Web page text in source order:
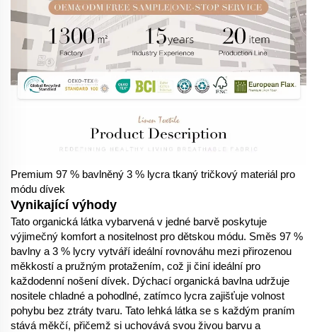
Premium 97 % bavlněný 3 % lycra tkaný tričkový materiál pro
módu dívek
Vynikající výhody
Tato organická látka vybarvená v jedné barvě poskytuje
výjimečný komfort a nositelnost pro dětskou módu. Směs 97 %
bavlny a 3 % lycry vytváří ideální rovnováhu mezi přirozenou
měkkostí a pružným protažením, což ji činí ideální pro
každodenní nošení dívek. Dýchací organická bavlna udržuje
nositele chladné a pohodlné, zatímco lycra zajišťuje volnost
pohybu bez ztráty tvaru. Tato lehká látka se s každým praním
stává měkčí, přičemž si uchovává svou živou barvu a